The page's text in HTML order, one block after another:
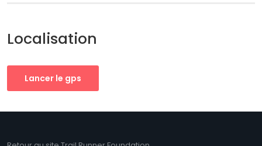
Localisation
Lancer le gps